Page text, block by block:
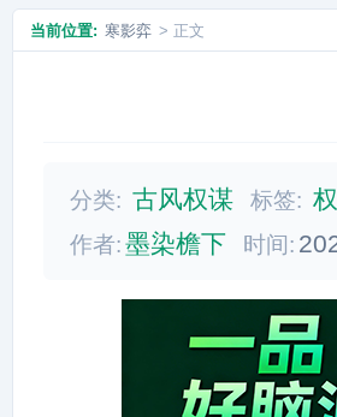
当前位置: 寒影弈 > 正文
分类: 古风权谋 标签:
作者:墨染檐下 时间: